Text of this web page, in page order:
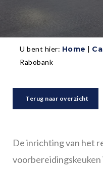
U bent hier: Home |
Rabobank
Terug naar overzicht
De inrichting van het
voorbereidingskeuken